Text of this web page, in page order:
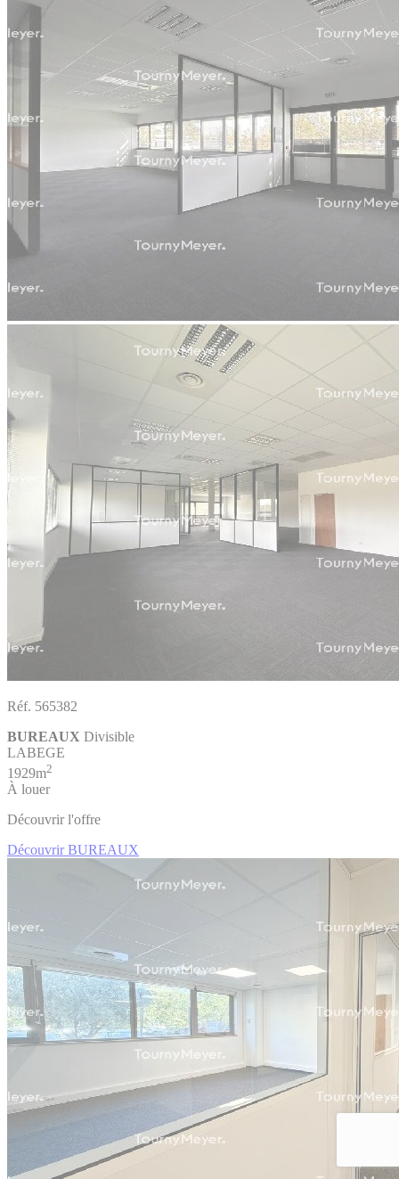
Réf. 565382
BUREAUX Divisible
LABEGE
1929m2
À louer
Découvrir l'offre
Découvrir BUREAUX